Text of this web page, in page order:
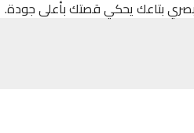
بتاعك يحكي قصتك بأعلى جودة.